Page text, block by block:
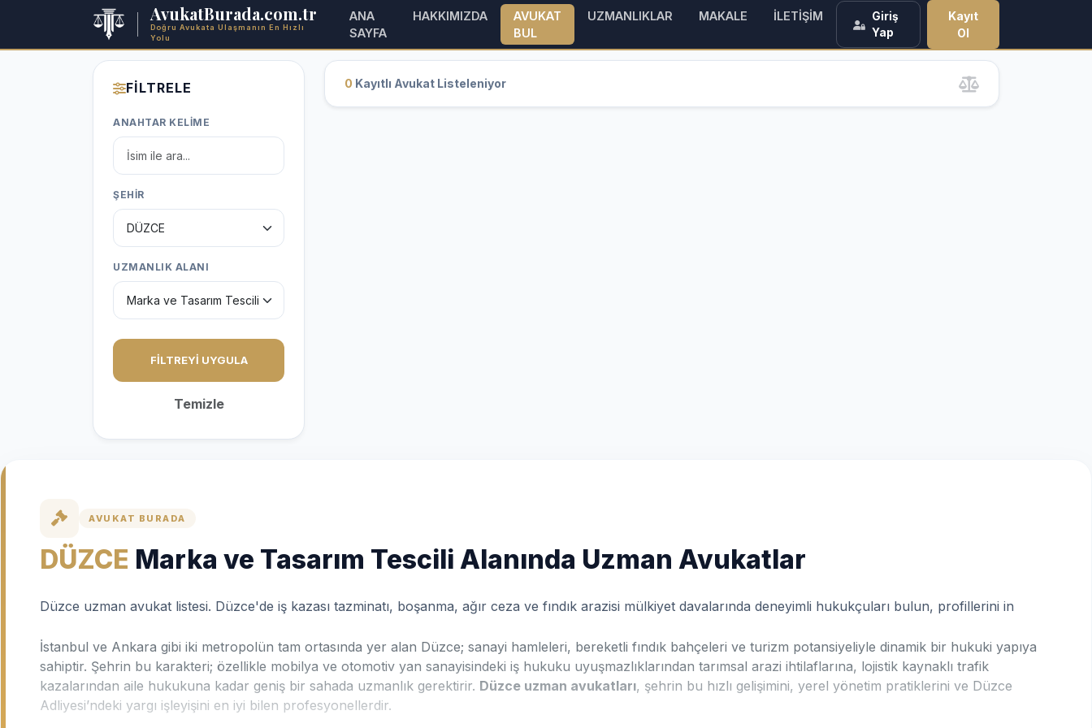
AvukatBurada.com.tr
Doğru Avukata Ulaşmanın En Hızlı
Yolu
ANA
SAYFA
HAKKIMIZDA
AVUKAT
BUL
UZMANLIKLAR MAKALE İLETİŞİM
Giriş
Yap
Kayıt
Ol
FİLTRELE
ANAHTAR KELİME
ŞEHİR
UZMANLIK ALANI
FİLTREYİ UYGULA
Temizle
0 Kayıtlı Avukat Listeleniyor
AVUKAT BURADA
DÜZCE Marka ve Tasarım Tescili Alanında Uzman Avukatlar
Düzce uzman avukat listesi. Düzce'de iş kazası tazminatı, boşanma, ağır ceza ve fındık arazisi mülkiyet davalarında deneyimli hukukçuları bulun, profillerini in
İstanbul ve Ankara gibi iki metropolün tam ortasında yer alan Düzce; sanayi hamleleri, bereketli fındık bahçeleri ve turizm potansiyeliyle dinamik bir hukuki yapıya
sahiptir. Şehrin bu karakteri; özellikle mobilya ve otomotiv yan sanayisindeki iş hukuku uyuşmazlıklarından tarımsal arazi ihtilaflarına, lojistik kaynaklı trafik
kazalarından aile hukukuna kadar geniş bir sahada uzmanlık gerektirir. Düzce uzman avukatları, şehrin bu hızlı gelişimini, yerel yönetim pratiklerini ve Düzce
Adliyesi’ndeki yargı işleyişini en iyi bilen profesyonellerdir.